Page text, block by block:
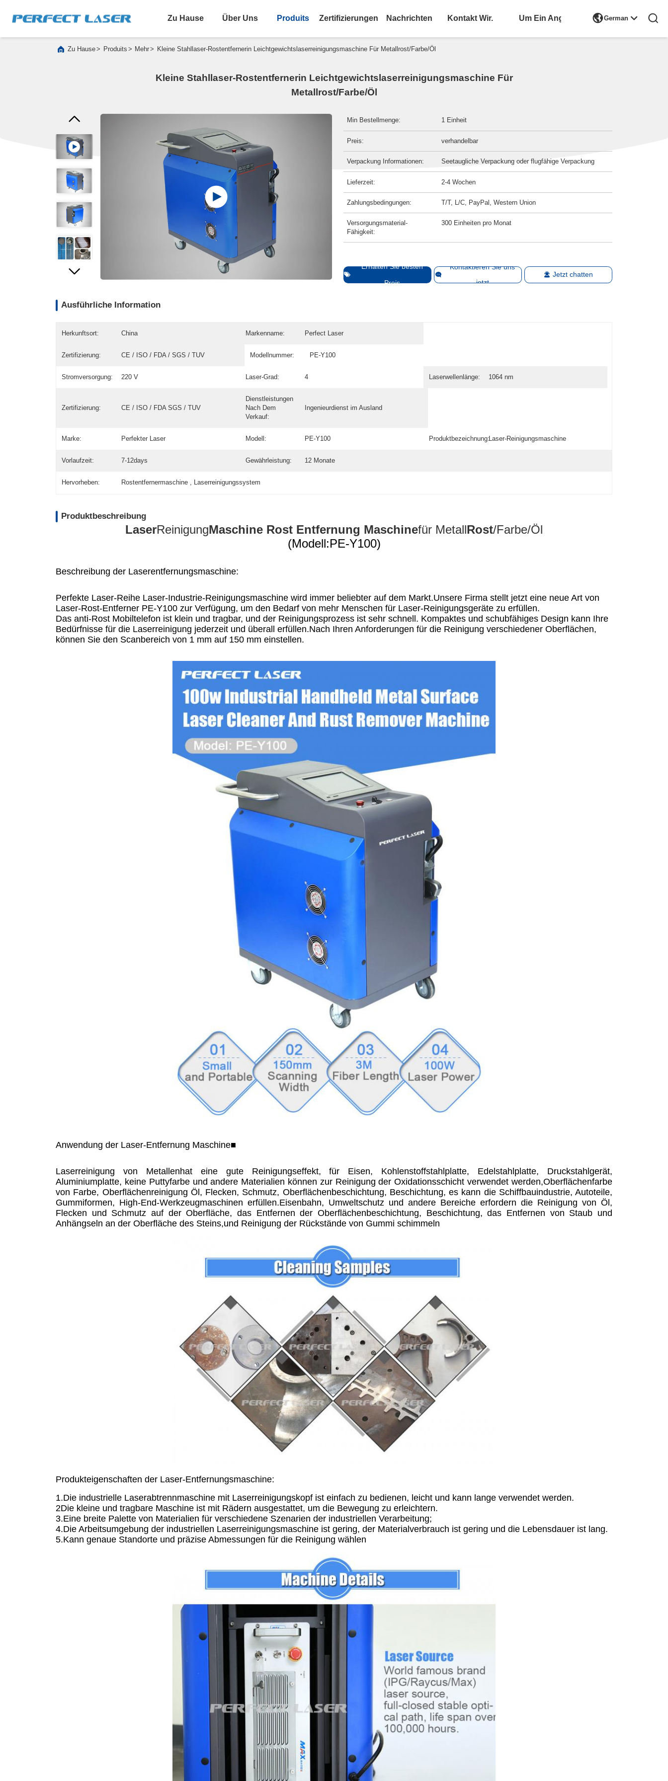
Zu Hause Über Uns Produits Zertifizierungen Nachrichten Kontakt Wir. Bitte Um Ein Angebot German 
Zu Hause> Produits > Mehr> Kleine Stahllaser-Rostentfernerin Leichtgewichtslaserreinigungsmaschine Für Metallrost/Farbe/Öl
Kleine Stahllaser-Rostentfernerin Leichtgewichtslaserreinigungsmaschine Für
Metallrost/Farbe/Öl
Min Bestellmenge: 1 Einheit
Preis: verhandelbar
Verpackung Informationen: Seetaugliche Verpackung oder flugfähige Verpackung
Lieferzeit: 2-4 Wochen
Zahlungsbedingungen: T/T, L/C, PayPal, Western Union
Versorgungsmaterial-
Fähigkeit:
300 Einheiten pro Monat
Erhalten Sie besten
Preis
Kontaktieren Sie uns
jetzt
Jetzt chatten
Ausführliche Information
Herkunftsort: China Markenname: Perfect Laser
Zertifizierung: CE / ISO / FDA / SGS / TUV Modellnummer: PE-Y100
Stromversorgung: 220 V Laser-Grad: 4 Laserwellenlänge: 1064 nm
Zertifizierung: CE / ISO / FDA SGS / TUV
Dienstleistungen
Nach Dem
Verkauf:
Ingenieurdienst im Ausland
Marke: Perfekter Laser Modell: PE-Y100 Produktbezeichnung:Laser-Reinigungsmaschine
Vorlaufzeit: 7-12days Gewährleistung: 12 Monate
Hervorheben: Rostentfernermaschine , Laserreinigungssystem
Produktbeschreibung
LaserReinigungMaschine Rost Entfernung Maschinefür MetallRost/Farbe/Öl
(Modell:PE-Y100)
Beschreibung der Laserentfernungsmaschine:
Perfekte Laser-Reihe Laser-Industrie-Reinigungsmaschine wird immer beliebter auf dem Markt.Unsere Firma stellt jetzt eine neue Art von
Laser-Rost-Entferner PE-Y100 zur Verfügung, um den Bedarf von mehr Menschen für Laser-Reinigungsgeräte zu erfüllen.
Das anti-Rost Mobiltelefon ist klein und tragbar, und der Reinigungsprozess ist sehr schnell. Kompaktes und schubfähiges Design kann Ihre
Bedürfnisse für die Laserreinigung jederzeit und überall erfüllen.Nach Ihren Anforderungen für die Reinigung verschiedener Oberflächen,
können Sie den Scanbereich von 1 mm auf 150 mm einstellen.
Anwendung der Laser-Entfernung Maschine■
Laserreinigung von Metallenhat eine gute Reinigungseffekt, für Eisen, Kohlenstoffstahlplatte, Edelstahlplatte, Druckstahlgerät,
Aluminiumplatte, keine Puttyfarbe und andere Materialien können zur Reinigung der Oxidationsschicht verwendet werden,Oberflächenfarbe
von Farbe, Oberflächenreinigung Öl, Flecken, Schmutz, Oberflächenbeschichtung, Beschichtung, es kann die Schiffbauindustrie, Autoteile,
Gummiformen, High-End-Werkzeugmaschinen erfüllen.Eisenbahn, Umweltschutz und andere Bereiche erfordern die Reinigung von Öl,
Flecken und Schmutz auf der Oberfläche, das Entfernen der Oberflächenbeschichtung, Beschichtung, das Entfernen von Staub und
Anhängseln an der Oberfläche des Steins,und Reinigung der Rückstände von Gummi schimmeln
Produkteigenschaften der Laser-Entfernungsmaschine:
1.Die industrielle Laserabtrennmaschine mit Laserreinigungskopf ist einfach zu bedienen, leicht und kann lange verwendet werden.
2Die kleine und tragbare Maschine ist mit Rädern ausgestattet, um die Bewegung zu erleichtern.
3.Eine breite Palette von Materialien für verschiedene Szenarien der industriellen Verarbeitung;
4.Die Arbeitsumgebung der industriellen Laserreinigungsmaschine ist gering, der Materialverbrauch ist gering und die Lebensdauer ist lang.
5.Kann genaue Standorte und präzise Abmessungen für die Reinigung wählen